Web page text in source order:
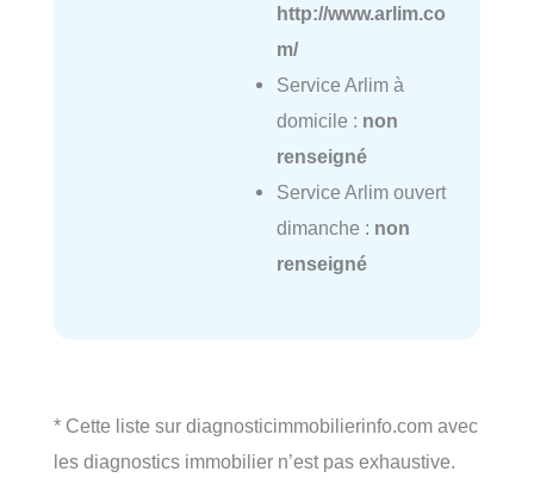
http://www.arlim.co
m/
Service Arlim à
domicile : non
renseigné
Service Arlim ouvert
dimanche : non
renseigné
* Cette liste sur diagnosticimmobilierinfo.com avec
les diagnostics immobilier n’est pas exhaustive.